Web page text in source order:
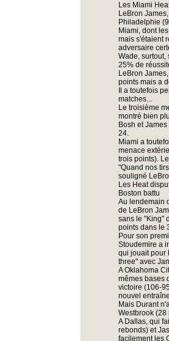
Les Miami
LeBron
Philadelphie
Miami, dont
mais s'étaient
adversaire
Wade, surtout,
25% de
LeBron
points mais a
Il a toutefois
matches...
Le troisième
montré bien
Bosh et
24.
Miami a
menace
trois points).
"Quand nos
souligné
Les Heat
Boston battu
Au lendemain
de LeBron
sans le "King"
points dans le
Pour son
Stoudemire a
qui jouait pour
three" avec
A Oklahoma
mêmes bases
victoire (106-
nouvel
Mais Durant
Westbrook (28
A Dallas, qui
rebonds) et
facilement les